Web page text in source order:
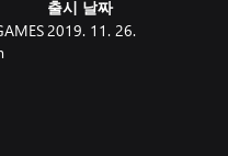
출시 날짜
2019. 11. 26.